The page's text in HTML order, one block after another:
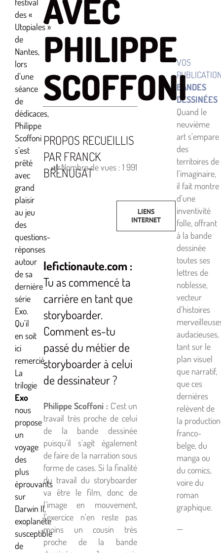
des «
Utopiales »
de
Nantes,
lors
d’une
séance
de
dédicaces,
Philippe
Scoffoni
s’est
prêté
avec
grand
plaisir
au jeu
des
questions-
réponses
autour
de sa
dernière
série
Exo.
Qu’il
en soit
ici
remercié.
La
trilogie
Exo
nous
propose
un
voyage
des
plus
éprouvants
sur
Darwin II,
exoplanète
susceptible
de
AVEC
PHILIPPE
SCOFFONI
PROPOS RECUEILLIS
PAR FRANCK
BRÉNUGAT
Nombre de vues : 1 991
LIENS
INTERNET
lefictionaute.com :
Tu as commencé ta
carrière en tant que
storyboarder.
Comment es-tu
passé du métier de
storyboarder à celui
de dessinateur ?
Philippe Scoffoni : C’est un
travail très proche de celui
de la bande dessinée
puisqu’il s’agit également
de faire de la narration sous
forme de cases. Si la finalité
du travail du storyboarder
va être le film, donc de
l’image en mouvement,
l’exercice n’en reste pas
moins un cousin très
proche de la bande
VOS
BANDES
DESSINÉES
Quand le
neuvième
art s’empare
des
territoires de
l’imaginaire,
il fait montre
d’une
inventivité
folle, offrant
à la bande
dessinée
toutes ses
lettres de
noblesse,
vecteur
d’histoires
audacieuses,
tant sur le
plan visuel
que narratif,
que ces
dernières
relèvent de
la production
franco-
belge, du
manga ou
du comics,
voire du
roman
graphique.
—